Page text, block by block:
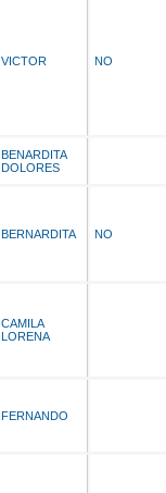
VICTOR NO
BENARDITA
DOLORES
BERNARDITA NO
CAMILA
LORENA
FERNANDO